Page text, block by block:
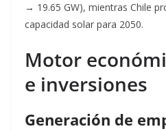
→ 19.65 GW), mientras Chile
capacidad solar para 2050.
Motor
e inversiones
Generación de